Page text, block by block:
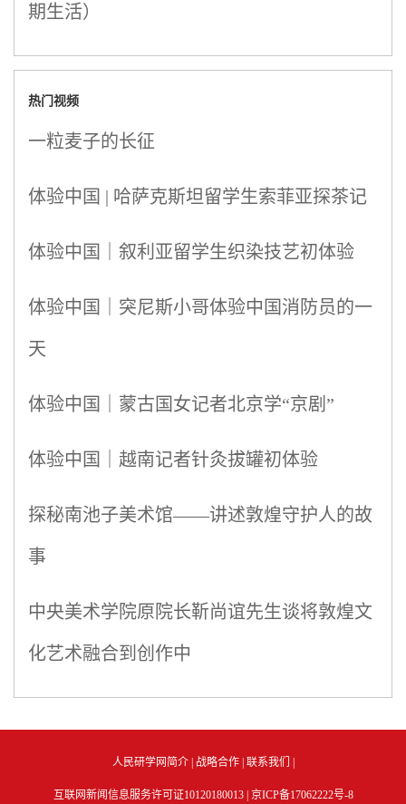
期生活）
热门视频
一粒麦子的长征
体验中国 | 哈萨克斯坦留学生索菲亚探茶记
体验中国｜叙利亚留学生织染技艺初体验
体验中国｜突尼斯小哥体验中国消防员的一
天
体验中国｜蒙古国女记者北京学“京剧”
体验中国｜越南记者针灸拔罐初体验
探秘南池子美术馆——讲述敦煌守护人的故
事
中央美术学院原院长靳尚谊先生谈将敦煌文
化艺术融合到创作中
人民研学网简介| 战略合作| 联系我们
互联网新闻信息服务许可证10120180013 | 京ICP备17062222号-8